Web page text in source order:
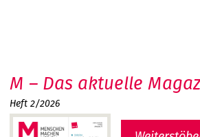
M – Das aktuelle
Heft 2/2026